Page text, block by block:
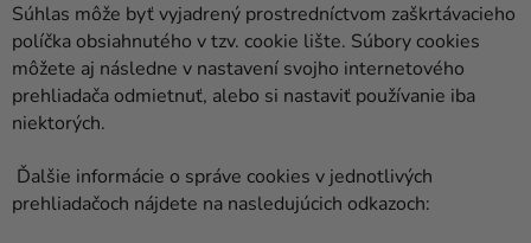
Súhlas môže byť vyjadrený prostredníctvom zaškrtávacieho
políčka obsiahnutého v tzv. cookie lište. Súbory cookies
môžete aj následne v nastavení svojho internetového
prehliadača odmietnuť, alebo si nastaviť používanie iba
niektorých.
Ďalšie informácie o správe cookies v jednotlivých
prehliadačoch nájdete na nasledujúcich odkazoch: